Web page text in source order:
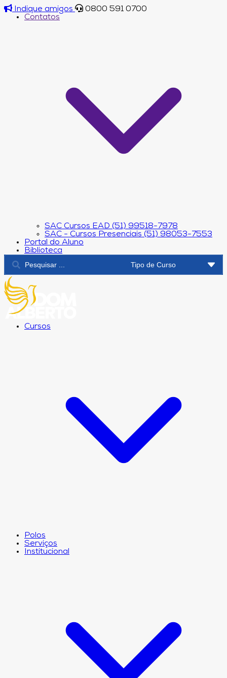
Indique amigos
0800 591 0700
Contatos
SAC Cursos EAD (51) 99518-7978
SAC - Cursos Presenciais (51) 98053-7553
Portal do Aluno
Biblioteca
Cursos
Polos
Serviços
Institucional